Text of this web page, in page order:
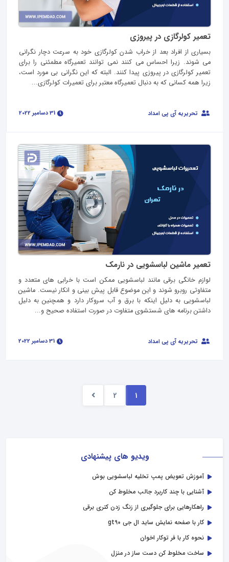
ویدیو های پیشنهادی
آموزش تعویض پمپ تخلیه لباسشویی بوش
آشنایی با چند کاربرد جالب مخلوط کن
راهکارهایی برای جلوگیری از زنگ زدن کتری برقی
کار با صفحه نمایش ساید ال جی gt90
نحوه کار با فر توکار اخوان
ساخت مخلوط کن دست ساز در منزل
تعمیر کولرگازی در پیروزی
بسیاری از افراد بعد از خراب شدن کولرگازی خود به سرعت دچار نگرانی
می شوند. زیرا احساس می کنند نمی توانند تعمیرگاه مطمئنی را برای
تعمیر کولرگازی در پیروزی پیدا کنند‌. البته که این نگرانی بی مورد است،
زیرا همه کسانی که به دنبال تعمیرگاه معتبر برای تعمیرات کولرگازی...
تحریریه آی پی امداد
تعمیر ماشین لباسشویی در نارمک
لوازم خانگی برقی مانند لباسشویی ممکن است با خرابی های متعدد و
متفاوتی روبرو شوند و این موضوع قابل پیش بینی و انکار نیست. ماشین
لباسشویی به دلیل اینکه با برق و آب سروکار دارد و همچنین به دلیل
داشتن برنامه های شستشوی متفاوت در صورت استفاده صحیح و...
تحریریه آی پی امداد
1
2